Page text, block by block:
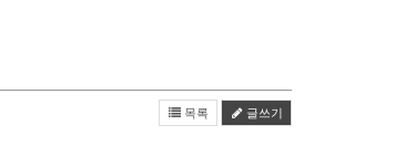
목록 글쓰기